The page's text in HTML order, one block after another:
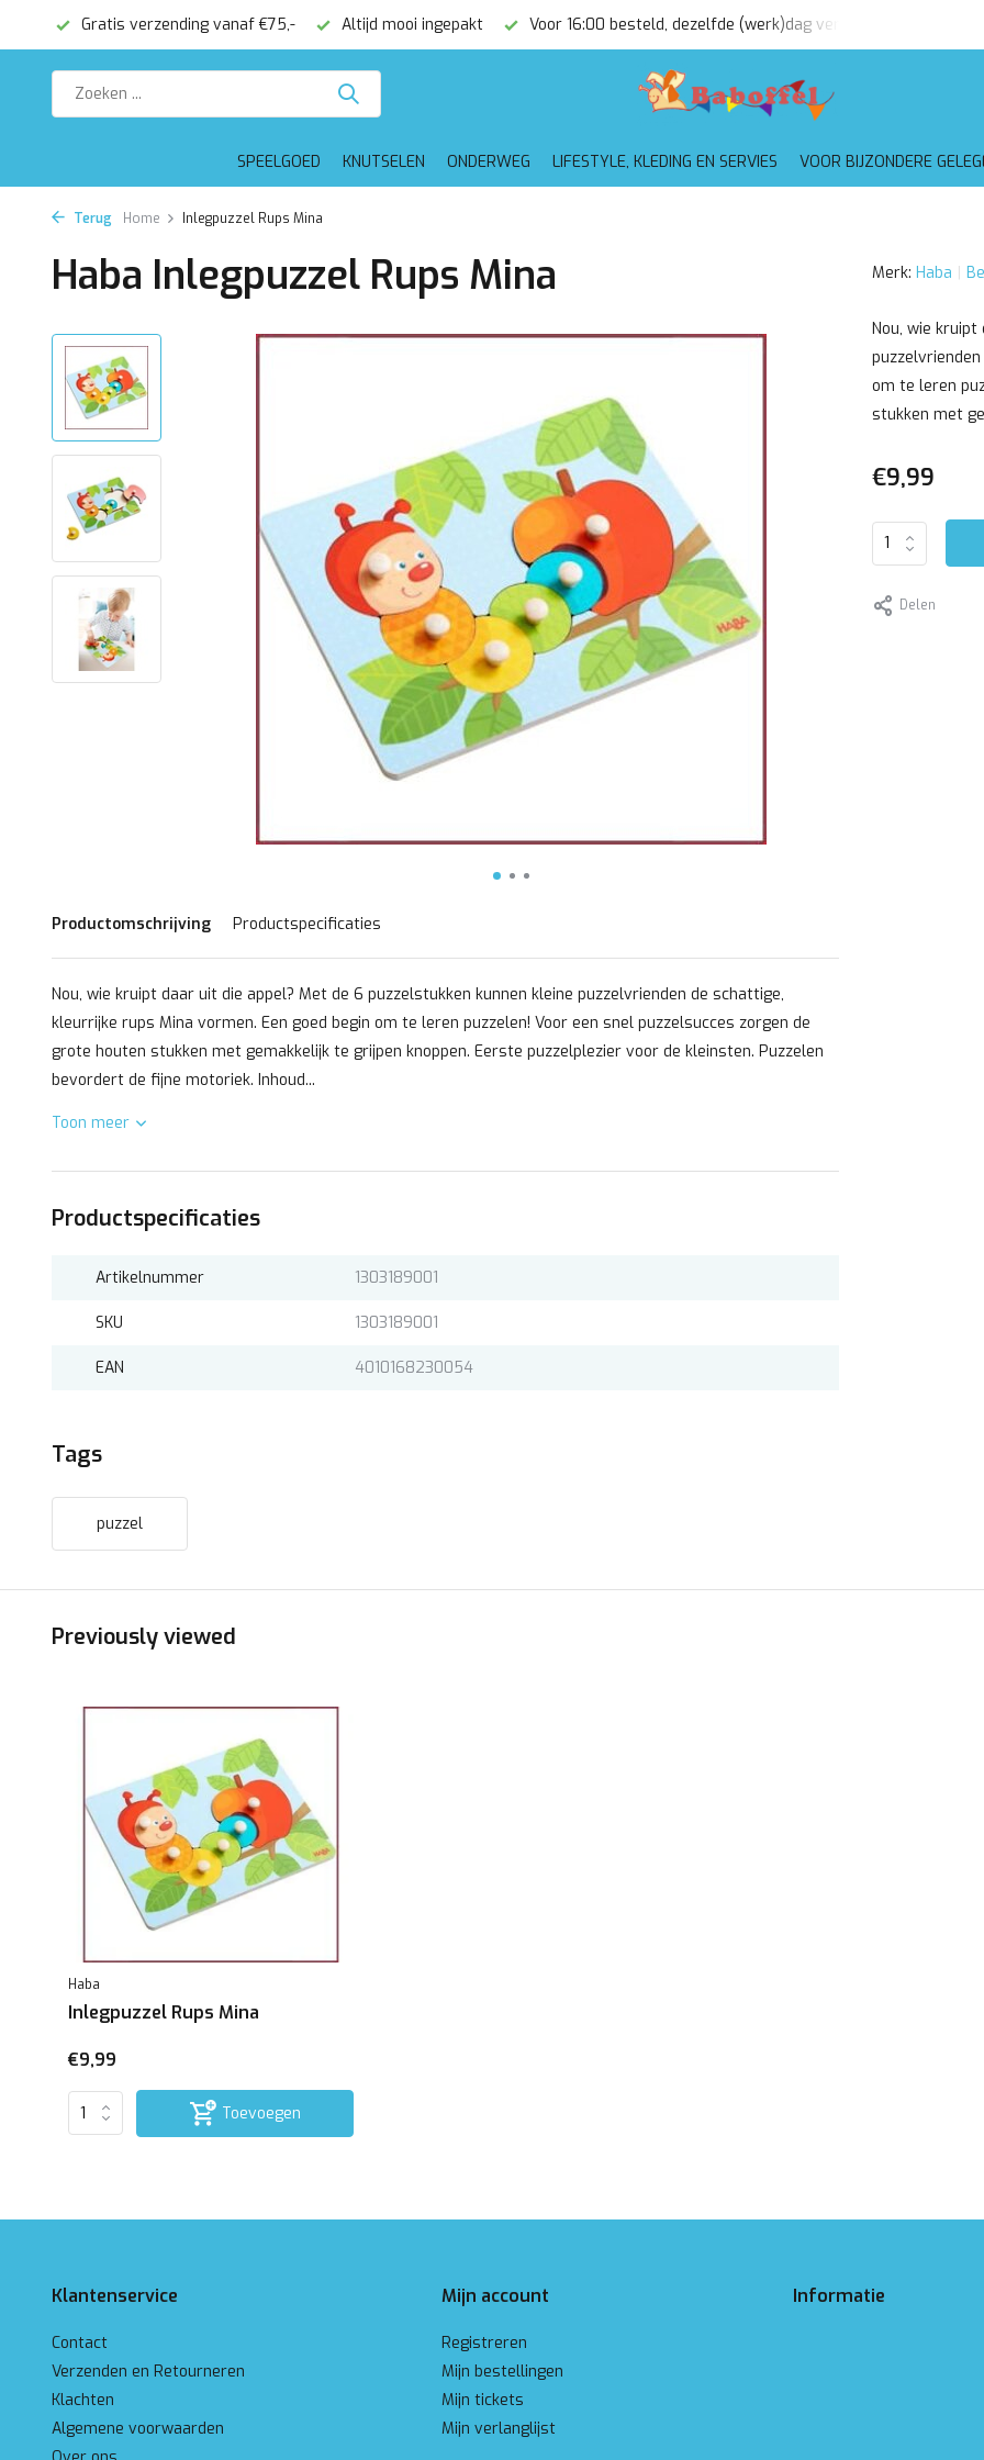
Gratis verzending vanaf €75,- Altijd mooi ingepakt Voor 16:00 besteld, dezelfde (werk)dag verzonden
SPEELGOED KNUTSELEN ONDERWEG LIFESTYLE, KLEDING EN SERVIES VOOR BIJZONDERE
Terug Home Inlegpuzzel Rups Mina
Haba Inlegpuzzel Rups Mina
Productomschrijving Productspecificaties
Nou, wie kruipt daar uit die appel? Met de 6 puzzelstukken kunnen kleine puzzelvrienden de schattige,
kleurrijke rups Mina vormen. Een goed begin om te leren puzzelen! Voor een snel puzzelsucces zorgen de
grote houten stukken met gemakkelijk te grijpen knoppen. Eerste puzzelplezier voor de kleinsten. Puzzelen
bevordert de fijne motoriek. Inhoud...
Toon meer
Productspecificaties
Artikelnummer 1303189001
SKU 1303189001
EAN 4010168230054
Merk: Haba
Nou, wie
om te leren
stukken met
€9,99
Delen
Tags
puzzel
Previously viewed
Haba
Inlegpuzzel Rups Mina
€9,99
Toevoegen
Klantenservice
Contact
Verzenden en Retourneren
Klachten
Algemene voorwaarden
Mijn account
Registreren
Mijn bestellingen
Mijn tickets
Mijn verlanglijst
Informatie